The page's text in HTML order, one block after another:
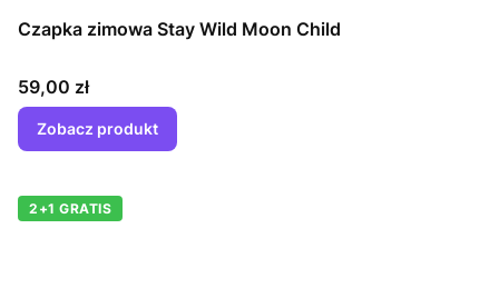
Czapka zimowa Stay Wild Moon Child
Cena
59,00 zł
Zobacz produkt
2+1 GRATIS